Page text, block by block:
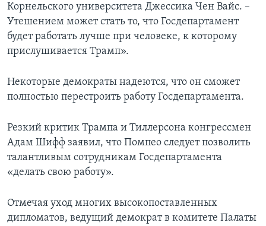
Корнельского университета Джессика Чен Вайс. –
Утешением может стать то, что Госдепартамент
будет работать лучше при человеке, к которому
прислушивается Трамп».
Некоторые демократы надеются, что он сможет
полностью перестроить работу Госдепартамента.
Резкий критик Трампа и Тиллерсона конгрессмен
Адам Шифф заявил, что Помпео следует позволить
талантливым сотрудникам Госдепартамента
«делать свою работу».
Отмечая уход многих высокопоставленных
дипломатов, ведущий демократ в комитете Палаты